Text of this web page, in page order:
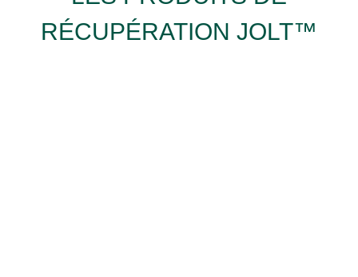
RÉCUPÉRATION JOLT™